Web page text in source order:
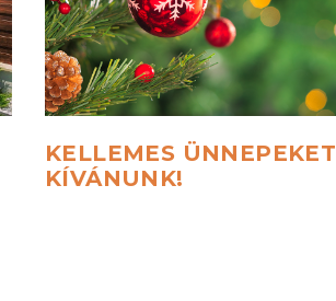
KELLEMES ÜNNEPEKET
KÍVÁNUNK!